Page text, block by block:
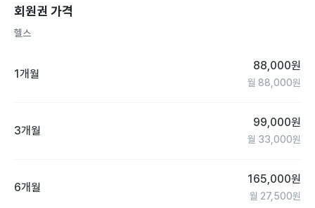
※ 코로나19로 인하여 한시적으로
타 지점 이용이 제한됩니다.
약 50여종의 유산소기구,
국내 최고급 사노트 머신 풀세트
전문 트레이너의 체계적인 PT 시스템
회원권 가격
헬스
1개월
88,000원
월 88,000원
3개월
99,000원
월 33,000원
6개월
165,000원
월 27,500원